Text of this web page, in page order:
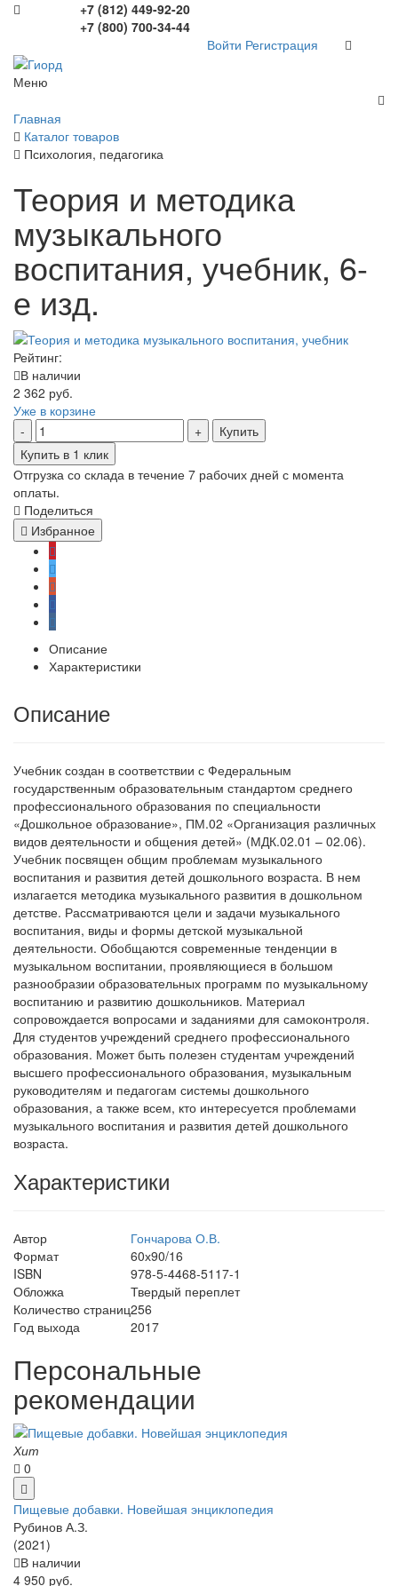
+7 (812) 449-92-20
+7 (800) 700-34-44
Войти Регистрация
Меню
Главная
Каталог товаров
Психология, педагогика
Теория и методика
музыкального
воспитания, учебник, 6-
е изд.
Рейтинг:
В наличии
2 362 руб.
Уже в корзине
Купить
Купить в 1 клик
Отгрузка со склада в течение 7 рабочих дней с момента
оплаты.
Поделиться
Избранное
Описание
Характеристики
Описание
Учебник создан в соответствии с Федеральным
государственным образовательным стандартом среднего
профессионального образования по специальности
«Дошкольное образование», ПМ.02 «Организация различных
видов деятельности и общения детей» (МДК.02.01 – 02.06).
Учебник посвящен общим проблемам музыкального
воспитания и развития детей дошкольного возраста. В нем
излагается методика музыкального развития в дошкольном
детстве. Рассматриваются цели и задачи музыкального
воспитания, виды и формы детской музыкальной
деятельности. Обобщаются современные тенденции в
музыкальном воспитании, проявляющиеся в большом
разнообразии образовательных программ по музыкальному
воспитанию и развитию дошкольников. Материал
сопровождается вопросами и заданиями для самоконтроля.
Для студентов учреждений среднего профессионального
образования. Может быть полезен студентам учреждений
высшего профессионального образования, музыкальным
руководителям и педагогам системы дошкольного
образования, а также всем, кто интересуется проблемами
музыкального воспитания и развития детей дошкольного
возраста.
Характеристики
Автор
Гончарова О.В.
Формат
60х90/16
ISBN
978-5-4468-5117-1
Обложка
Твердый переплет
Количество страниц256
Год выхода
2017
Персональные
рекомендации
Хит
0
Пищевые добавки. Новейшая энциклопедия
Рубинов А.З.
(2021)
В наличии
4 950 руб.